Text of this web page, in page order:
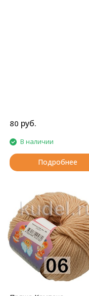
80 руб.
В наличии
Подробнее